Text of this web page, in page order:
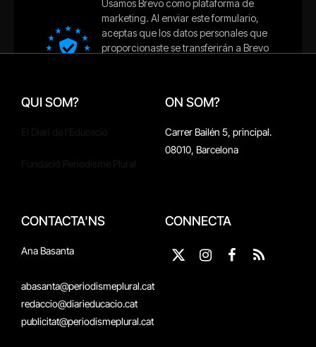
QUI SOM? ON SOM?
Carrer Bailén 5, principal.
08010, Barcelona
CONTACTA'NS
Ana Basanta
abasanta@periodismeplural.cat
redaccio@diarieducacio.cat
publicitat@periodismeplural.cat
CONNECTA
X
InstagramFacebook
RSS